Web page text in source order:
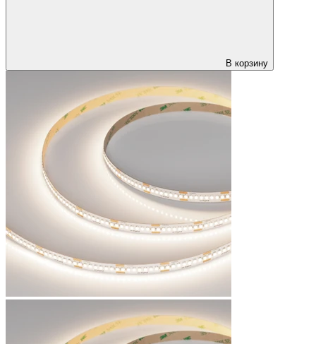
В корзину